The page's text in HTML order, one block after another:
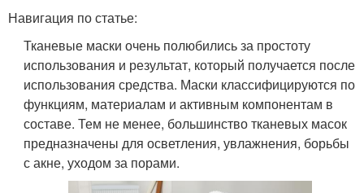
Навигация по статье:
Тканевые маски очень полюбились за простоту
использования и результат, который получается после
использования средства. Маски классифицируются по
функциям, материалам и активным компонентам в
составе. Тем не менее, большинство тканевых масок
предназначены для осветления, увлажнения, борьбы
с акне, уходом за порами.